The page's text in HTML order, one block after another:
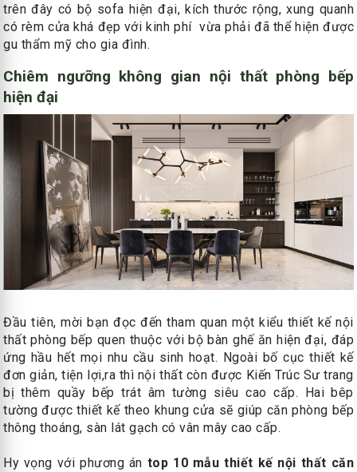
trên đây có bộ sofa hiện đại, kích thước rộng, xung quanh
có rèm cửa khá đẹp với kinh phí vừa phải đã thể hiện được
gu thẩm mỹ cho gia đình.
Chiêm ngưỡng không gian nội thất phòng bếp
hiện đại
Đầu tiên, mời bạn đọc đến tham quan một kiểu thiết kế nội
thất phòng bếp quen thuộc với bộ bàn ghế ăn hiện đại, đáp
ứng hầu hết mọi nhu cầu sinh hoạt. Ngoài bố cục thiết kế
đơn giản, tiện lợi,ra thì nội thất còn được Kiến Trúc Sư trang
bị thêm quầy bếp trát âm tường siêu cao cấp. Hai bêp
tường được thiết kế theo khung cửa sẽ giúp căn phòng bếp
thông thoáng, sàn lát gạch có vân mây cao cấp.
Hy vọng với phương án top 10 mẫu thiết kế nội thất căn